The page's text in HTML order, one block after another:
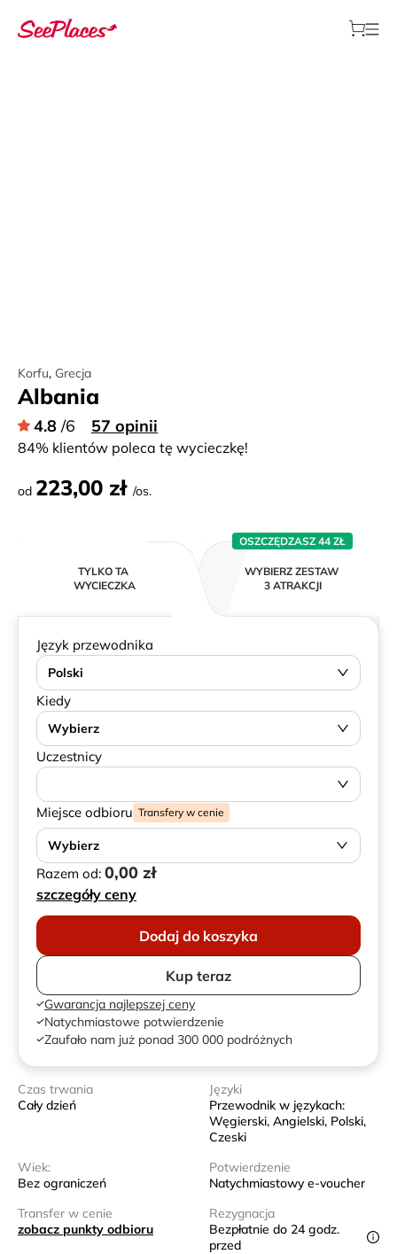
Korfu, Grecja
Albania
4.8 /6 57 opinii
84% klientów poleca tę wycieczkę!
od 223,00 zł /os.
TYLKO TA
WYCIECZKA
WYBIERZ ZESTAW
3 ATRAKCJI
OSZCZĘDZASZ 44 ZŁ
Język przewodnika
Polski
Kiedy
Wybierz
Uczestnicy
Miejsce odbioru Transfery w cenie
Wybierz
Razem od: 0,00 zł
szczegóły ceny
Dodaj do koszyka
Kup teraz
Gwarancja najlepszej ceny
Natychmiastowe potwierdzenie
Zaufało nam już ponad 300 000 podróżnych
Czas trwania
Cały dzień
Języki
Przewodnik w językach:
Węgierski, Angielski, Polski,
Czeski
Wiek:
Bez ograniczeń
Potwierdzenie
Natychmiastowy e-voucher
Transfer w cenie
zobacz punkty odbioru
Rezygnacja
Bezpłatnie do 24 godz.
przed